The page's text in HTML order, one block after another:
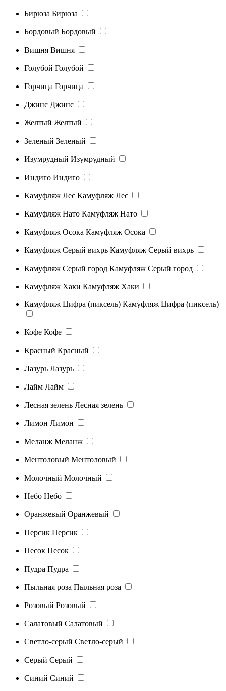
Бирюза Бирюза
Бордовый Бордовый
Вишня Вишня
Голубой Голубой
Горчица Горчица
Джинс Джинс
Желтый Желтый
Зеленый Зеленый
Изумрудный Изумрудный
Индиго Индиго
Камуфляж Лес Камуфляж Лес
Камуфляж Нато Камуфляж Нато
Камуфляж Осока Камуфляж Осока
Камуфляж Серый вихрь Камуфляж Серый вихрь
Камуфляж Серый город Камуфляж Серый город
Камуфляж Хаки Камуфляж Хаки
Камуфляж Цифра (пиксель) Камуфляж Цифра (пиксель)
Кофе Кофе
Красный Красный
Лазурь Лазурь
Лайм Лайм
Лесная зелень Лесная зелень
Лимон Лимон
Меланж Меланж
Ментоловый Ментоловый
Молочный Молочный
Небо Небо
Оранжевый Оранжевый
Персик Персик
Песок Песок
Пудра Пудра
Пыльная роза Пыльная роза
Розовый Розовый
Салатовый Салатовый
Светло-серый Светло-серый
Серый Серый
Синий Синий